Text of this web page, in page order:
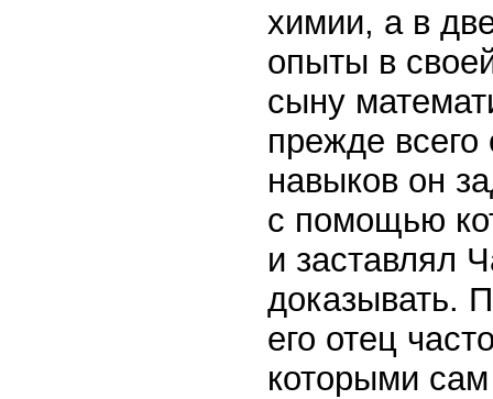
химии, а в
опыты в
сыну
прежде всего
навыков он
с помощью
и заставлял
доказывать.
его отец
которыми